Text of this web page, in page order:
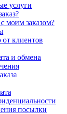
услуги
моим заказом?
клиентов
и обмена
посылки